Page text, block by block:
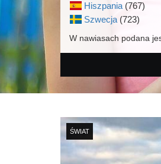
Hiszpania (767)
Szwecja (723)
W nawiasach podana
ŚWIAT